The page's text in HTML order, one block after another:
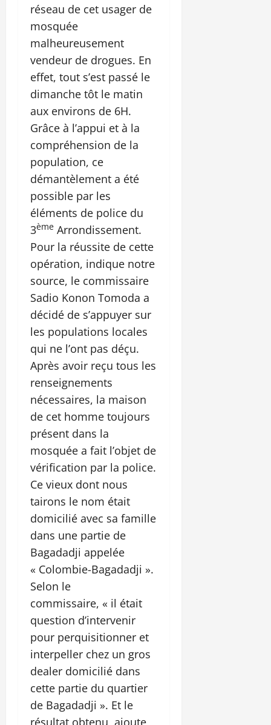
réseau de cet usager de
mosquée
malheureusement
vendeur de drogues. En
effet, tout s’est passé le
dimanche tôt le matin
aux environs de 6H.
Grâce à l’appui et à la
compréhension de la
population, ce
démantèlement a été
possible par les
éléments de police du
3ème Arrondissement.
Pour la réussite de cette
opération, indique notre
source, le commissaire
Sadio Konon Tomoda a
décidé de s’appuyer sur
les populations locales
qui ne l’ont pas déçu.
Après avoir reçu tous les
renseignements
nécessaires, la maison
de cet homme toujours
présent dans la
mosquée a fait l’objet de
vérification par la police.
Ce vieux dont nous
tairons le nom était
domicilié avec sa famille
dans une partie de
Bagadadji appelée
« Colombie-Bagadadji ».
Selon le
commissaire, « il était
question d’intervenir
pour perquisitionner et
interpeller chez un gros
dealer domicilié dans
cette partie du quartier
de Bagadadji ». Et le
résultat obtenu, ajoute